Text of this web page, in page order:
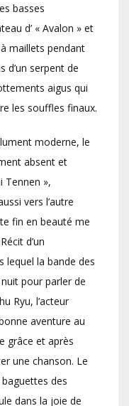
basses
d’ « Avalon » et
à maillets pendant
d’un serpent de
aigus qui
les souffles finaux.
moderne, le
absent et
Tennen »,
vers l’autre
fin en beauté me
d’un
lequel la bande des
pour parler de
Ryu, l’acteur
aventure au
grâce et après
une chanson. Le
des
dans la joie de